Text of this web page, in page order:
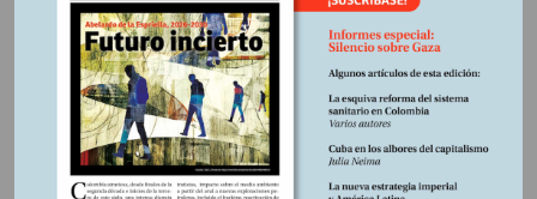
Información adicional